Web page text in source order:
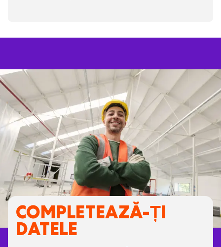
COMPLETEAZĂ-ȚI
DATELE